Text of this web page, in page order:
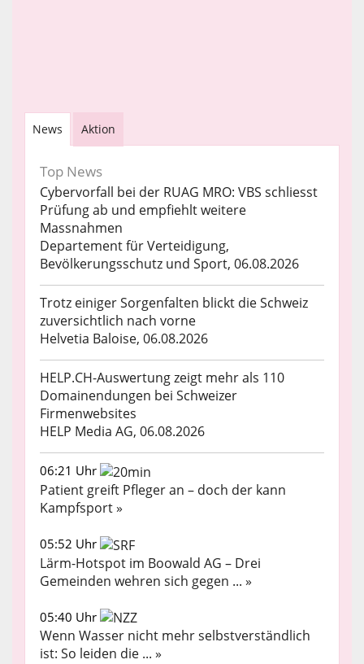
News Aktion
Top News
Cybervorfall bei der RUAG MRO: VBS schliesst
Prüfung ab und empfiehlt weitere
Massnahmen
Departement für Verteidigung,
Bevölkerungsschutz und Sport, 06.08.2026
Trotz einiger Sorgenfalten blickt die Schweiz
zuversichtlich nach vorne
Helvetia Baloise, 06.08.2026
HELP.CH-Auswertung zeigt mehr als 110
Domainendungen bei Schweizer
Firmenwebsites
HELP Media AG, 06.08.2026
06:21 Uhr
Patient greift Pfleger an – doch der kann
Kampfsport »
05:52 Uhr
Lärm-Hotspot im Boowald AG – Drei
Gemeinden wehren sich gegen ... »
05:40 Uhr
Wenn Wasser nicht mehr selbstverständlich
ist: So leiden die ... »